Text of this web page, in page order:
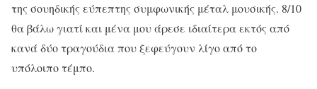
της σουηδικής εύπεπτης συμφωνικής μέταλ μουσικής. 8/10
θα βάλω γιατί και μένα μου άρεσε ιδιαίτερα εκτός από
κανά δύο τραγούδια που ξεφεύγουν λίγο από το
υπόλοιπο τέμπο.